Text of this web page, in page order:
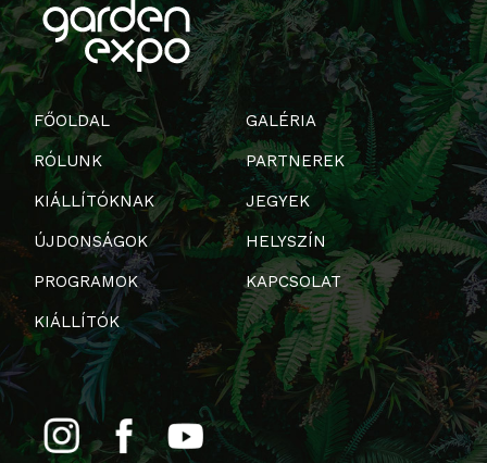
FŐOLDAL
RÓLUNK
KIÁLLÍTÓKNAK
ÚJDONSÁGOK
PROGRAMOK
KIÁLLÍTÓK
GALÉRIA
PARTNEREK
JEGYEK
HELYSZÍN
KAPCSOLAT